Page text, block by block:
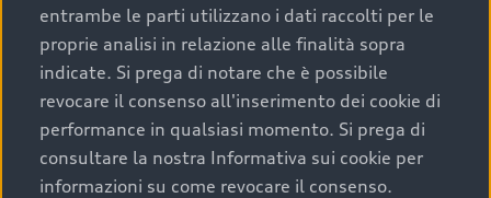
efficienza meccanica: motore, trasmissione e
componenti principali in ottimo stato garantiscono
prestazioni affidabili e sicure.
Acquistare un’auto usata in una Concessionaria ufficiale
Audi che offre l’usato garantito tramite Audi Prima
Scelta :plus, significa affidarsi ad un prodotto che viene
entrambe le parti utilizzano i dati raccolti per le
proprie analisi in relazione alle finalità sopra
indicate. Si prega di notare che è possibile
revocare il consenso all'inserimento dei cookie di
performance in qualsiasi momento. Si prega di
consultare la nostra Informativa sui cookie per
informazioni su come revocare il consenso.